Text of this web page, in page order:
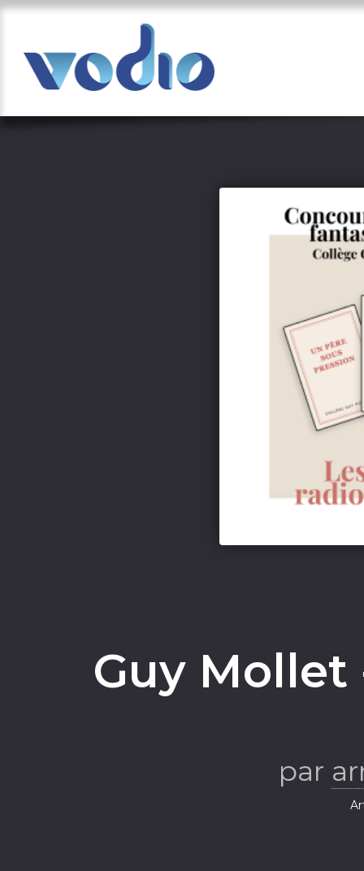
Guy Mollet
par